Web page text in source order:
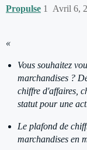
Propulse Avril 6,
1
«
Vous souhaitez
marchandises ?
chiffre d'affaires,
statut pour une
Le plafond de
marchandises en